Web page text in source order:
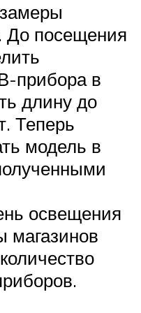
До посещения
прибора в
длину до
Теперь
модель в
освещения
магазинов